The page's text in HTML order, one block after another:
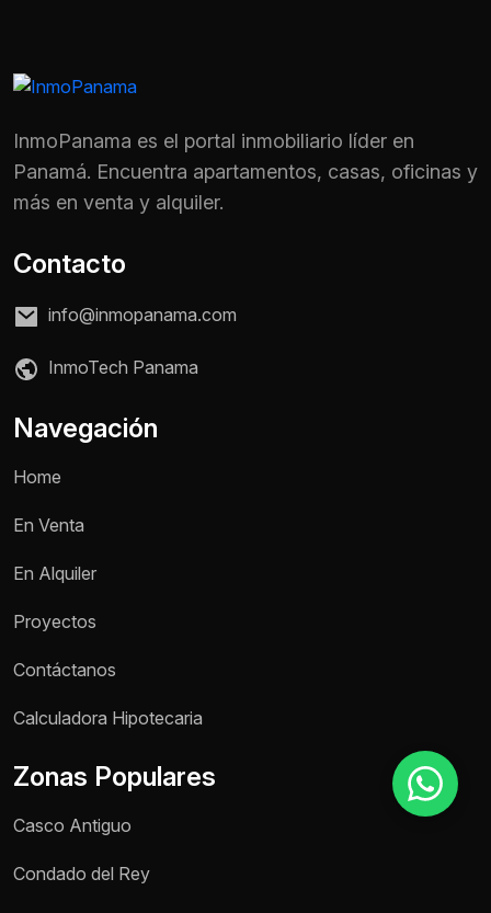
Teléfono / WhatsApp *
InmoPanama es el portal inmobiliario líder en
Panamá. Encuentra apartamentos, casas, oficinas y
más en venta y alquiler.
Contacto
info@inmopanama.com
InmoTech Panama
Navegación
Home
En Venta
En Alquiler
Proyectos
Contáctanos
Calculadora Hipotecaria
Zonas Populares
Casco Antiguo
Condado del Rey